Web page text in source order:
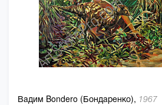
Вадим Bondero (Бондаренко), 1967